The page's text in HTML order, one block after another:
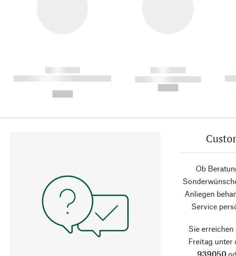
------------
----------- ----------- ----------
------------
----------- -----------
Ob
Anliegen
Service
Sie
Freitag unter
939050